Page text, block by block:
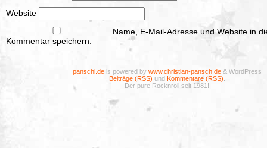
Website
Name, E-Mail-Adresse und Website in
Kommentar speichern.
panschi.deis powered by www.christian-pansch.de& WordPress
Beiträge (RSS) und Kommentare (RSS)
Der pure Rocknroll seit 1981!